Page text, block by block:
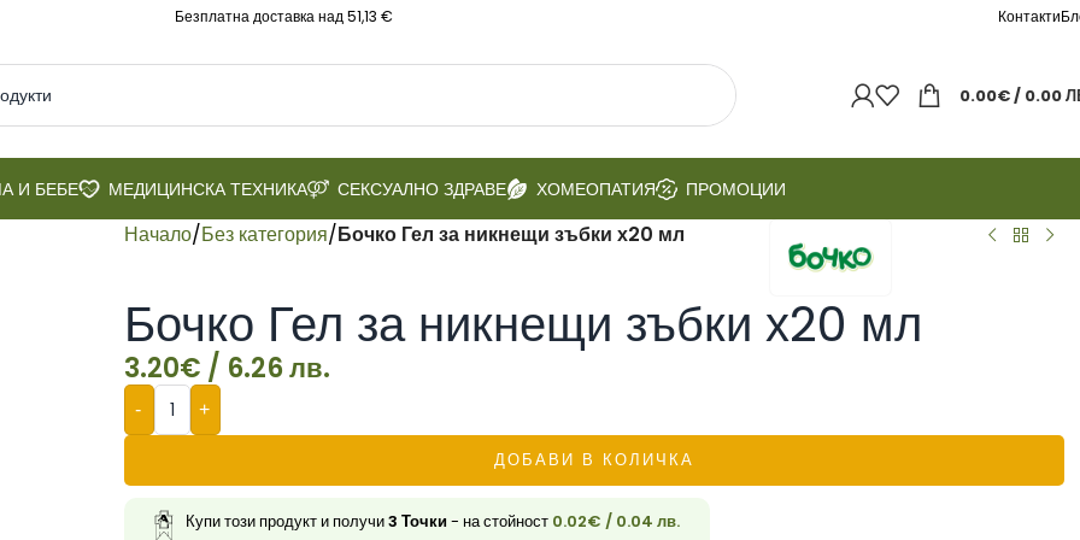
Безплатна доставка над 51,13 € Контакти
0.00€/ 0.00
И БЕБЕ МЕДИЦИНСКА ТЕХНИКА СЕКСУАЛНО ЗДРАВЕ ХОМЕОПАТИЯ ПРОМОЦИИ
Начало/Без категория/Бочко Гел за никнещи зъбки х20 мл
Бочко Гел за никнещи зъбки х20 мл
3.20€ / 6.26 лв.
- +
ДОБАВИ В КОЛИЧКА
Купи този продукт и получи3 Точки- на стойност 0.02€ / 0.04 лв.